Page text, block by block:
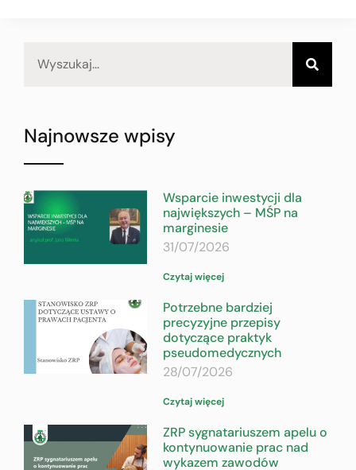
Najnowsze wpisy
Wsparcie inwestycji dla
największych – MŚP na
marginesie
31/07/2026
Czytaj więcej
Potrzebne bardziej
precyzyjne przepisy
dotyczące praktyk
pseudomedycznych
28/07/2026
Czytaj więcej
ZRP sygnatariuszem apelu o
kontynuowanie prac nad
wykazem zawodów